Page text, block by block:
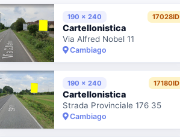
190 x 240 17028ID
Cartellonistica
Via Alfred Nobel 11
Cambiago
190 x 240 17180ID
Cartellonistica
Strada Provinciale 176 35
Cambiago